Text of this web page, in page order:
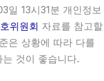
일 13시31분 개인정보
위원회 자료를 참고할
은 상황에 따라 다를
것이 좋습니다.